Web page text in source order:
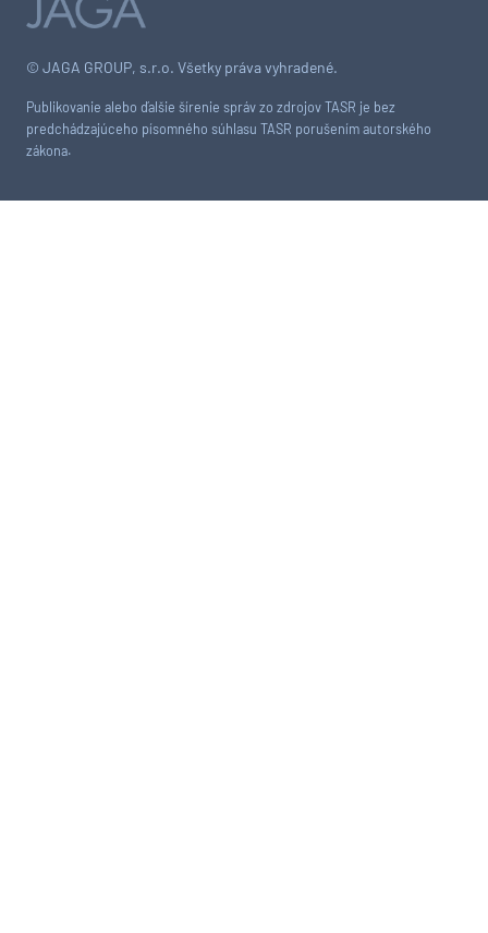
© JAGA GROUP, s.r.o. Všetky práva vyhradené.
Publikovanie alebo ďalšie šírenie správ zo zdrojov TASR je bez
predchádzajúceho písomného súhlasu TASR porušením autorského
zákona.